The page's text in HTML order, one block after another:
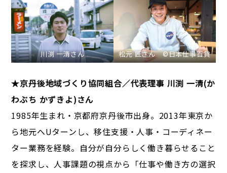
川渕 一清さん 松元 匠さん ©日本仕事百貨
★京丹後地域づくり協同組合／代表理事 川渕 一清(か
わぶち かずきよ)さん
1985年生まれ・京都府京丹後市出身。2013年東京か
ら地元へUターンし、移住支援・人事・コーディネー
ター業務を経験。自分が自分らしく働き暮らせること
を探求し、人事課題の視点から「仕事や働き方の選択